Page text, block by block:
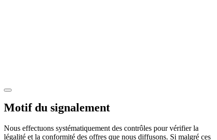
Motif du signalement
Nous effectuons systématiquement des contrôles pour vérifier la
légalité et la conformité des offres que nous diffusons. Si malgré ces